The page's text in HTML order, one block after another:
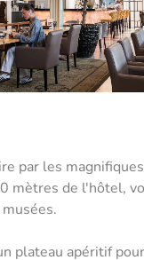
par les
mètres de l'hôtel,
plateau apéritif